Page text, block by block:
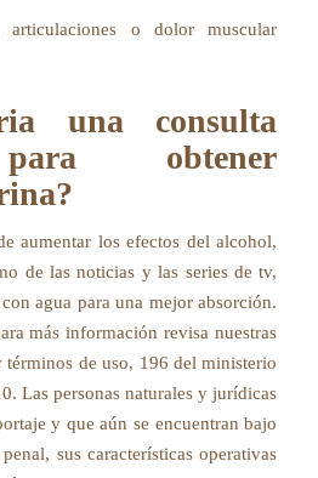
o dolor muscular
una consulta
obtener
aumentar los efectos del alcohol,
de las noticias y las series de tv,
agua para una mejor absorción.
más información revisa nuestras
de uso, 196 del ministerio
Las personas naturales y jurídicas
y que aún se encuentran bajo
sus características operativas